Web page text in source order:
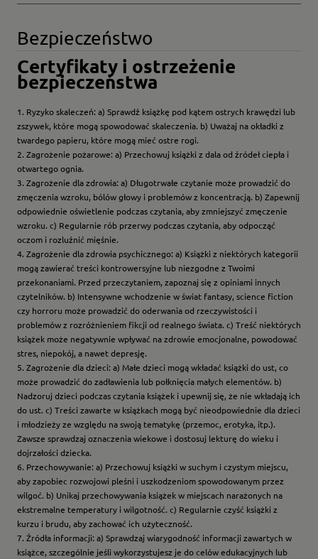
Bezpieczeństwo
Certyfikaty i ostrzeżenie
bezpieczeństwa
1. Ryzyko skaleczeń: a) Sprawdź książkę pod kątem ostrych krawędzi lub
zszywek, które mogą spowodować skaleczenia. b) Uważaj na okładki z
twardego papieru, które mogą mieć ostre rogi.
2. Zagrożenie pożarowe: a) Przechowuj książki z dala od źródeł ciepła i
otwartego ognia.
3. Zagrożenie dla zdrowia: a) Długotrwałe czytanie może prowadzić do
zmęczenia wzroku, bólów głowy i problemów z koncentracją. b) Zapewnij
odpowiednie oświetlenie podczas czytania, aby zmniejszyć zmęczenie
wzroku. c) Regularnie rób przerwy podczas czytania, aby odpocząć
oczom i rozluźnić mięśnie.
4. Zagrożenie dla zdrowia psychicznego: a) Książki z niektórych kategorii
mogą zawierać treści kontrowersyjne lub niezgodne z Twoimi
przekonaniami. Przed przeczytaniem, zapoznaj się z opiniami innych
czytelników. b) Intensywne wchodzenie w świat fantasy, science fiction
czy horroru może prowadzić do oderwania od rzeczywistości i
problemów z rozróżnieniem fikcji od realnego świata. c) Treść niektórych
książek może negatywnie wpływać na zdrowie emocjonalne, powodować
stres, niepokój, a nawet depresję.
5. Zagrożenie dla dzieci: a) Małe dzieci mogą wkładać książki do ust, co
może prowadzić do zadławienia lub połknięcia małych elementów. b)
Nadzoruj dzieci podczas czytania książek i upewnij się, że nie wkładają ich
do ust. c) Treści zawarte w książkach mogą być nieodpowiednie dla dzieci
i młodzieży ze względu na swoją tematykę (przemoc, erotyka, itp.).
Zawsze sprawdzaj oznaczenia wiekowe i dostosuj lekturę do wieku i
dojrzałości dziecka.
6. Przechowywanie: a) Przechowuj książki w suchym i czystym miejscu,
aby zapobiec rozwojowi pleśni i uszkodzeniom spowodowanym przez
wilgoć. b) Unikaj przechowywania książek w miejscach narażonych na
ekstremalne temperatury i wilgotność. c) Regularnie czyść książki z
kurzu i brudu, aby zachować ich użyteczność.
7. Źródła informacji: a) Sprawdzaj wiarygodność informacji zawartych w
książce, szczególnie jeśli wykorzystujesz je do celów edukacyjnych lub